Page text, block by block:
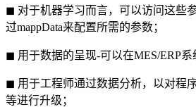
◼ 对于机器学习而言，可以访问这些
过mappData来配置所需的参数；
◼ 用于数据的呈现-可以在MES/ERP系
◼ 用于工程师通过数据分析，以对程
等进行升级；